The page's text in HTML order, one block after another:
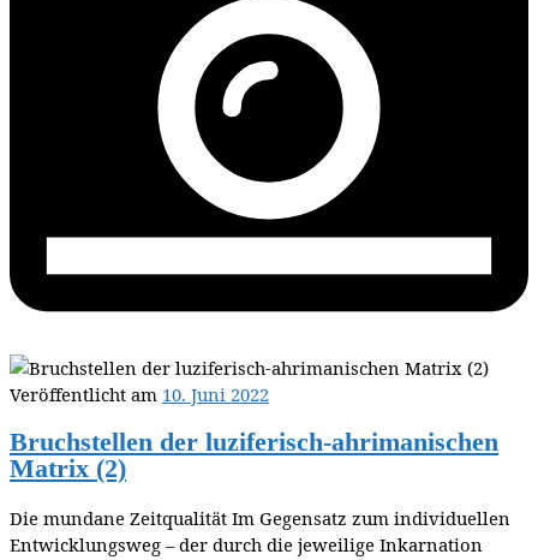
Veröffentlicht am 10. Juni 2022
Bruchstellen der luziferisch-ahrimanischen
Matrix (2)
Die mundane Zeitqualität Im Gegensatz zum individuellen
Entwicklungsweg – der durch die jeweilige Inkarnation